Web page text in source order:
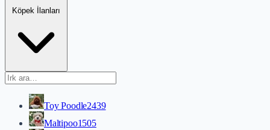
Köpek İlanları
Toy Poodle2439
Maltipoo1505